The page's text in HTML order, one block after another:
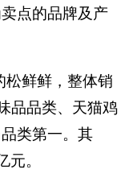
点的品牌及产
松鲜鲜，整体销
品品类、天猫鸡
类第一。其
。